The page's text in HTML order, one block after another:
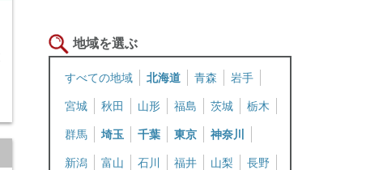
スにて「東武駅前」下車⇒進行方向に直進⇒「池上町交差点」を左
地域を選ぶ
すべての地域 北海道 青森 岩手
宮城 秋田 山形 福島 茨城 栃木
群馬 埼玉 千葉 東京 神奈川
新潟 富山 石川 福井 山梨 長野